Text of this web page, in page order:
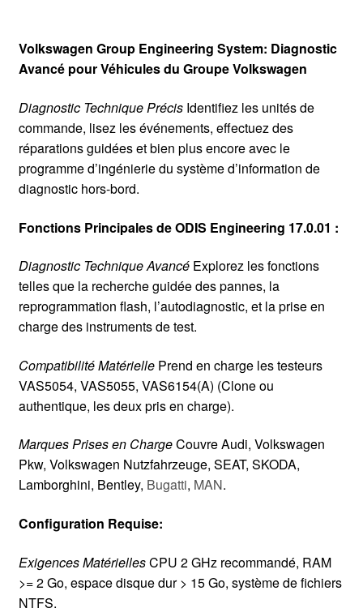
Volkswagen Group Engineering System: Diagnostic
Avancé pour Véhicules du Groupe Volkswagen
Diagnostic Technique PrécisIdentifiez les unités de
commande, lisez les événements, effectuez des
réparations guidées et bien plus encore avec le
programme d’ingénierie du système d’information de
diagnostic hors-bord.
Fonctions Principales de ODIS Engineering 17.0.01 :
Diagnostic Technique AvancéExplorez les fonctions
telles que la recherche guidée des pannes, la
reprogrammation flash, l’autodiagnostic, et la prise en
charge des instruments de test.
Compatibilité MatériellePrend en charge les testeurs
VAS5054, VAS5055, VAS6154(A) (Clone ou
authentique, les deux pris en charge).
Marques Prises en ChargeCouvre Audi, Volkswagen
Pkw, Volkswagen Nutzfahrzeuge, SEAT, SKODA,
Lamborghini, Bentley, Bugatti, MAN.
Configuration Requise:
Exigences MatériellesCPU 2 GHz recommandé, RAM
>= 2 Go, espace disque dur > 15 Go, système de fichiers
NTFS.